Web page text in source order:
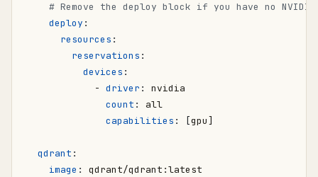
# Remove the deploy block if you have no NVIDIA
deploy :
resources :
reservations :
devices :
- driver :
nvidia
count :
all
capabilities : [gpu]
qdrant :
image :
qdrant/qdrant:latest